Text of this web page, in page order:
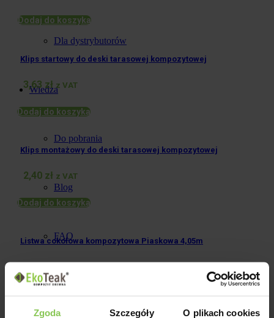
Zgoda Szczegóły O plikach cookies
Dla dystrybutorów
Wiedza
Do pobrania
Blog
FAQ
Kontakt
Dodaj do koszyka
Klips startowy do deski tarasowej kompozytowej
3,63 zł z VAT
Dodaj do koszyka
Klips montażowy do deski tarasowej kompozytowej
2,40 zł z VAT
Dodaj do koszyka
Listwa cokołowa kompozytowa Piaskowa 4,05m